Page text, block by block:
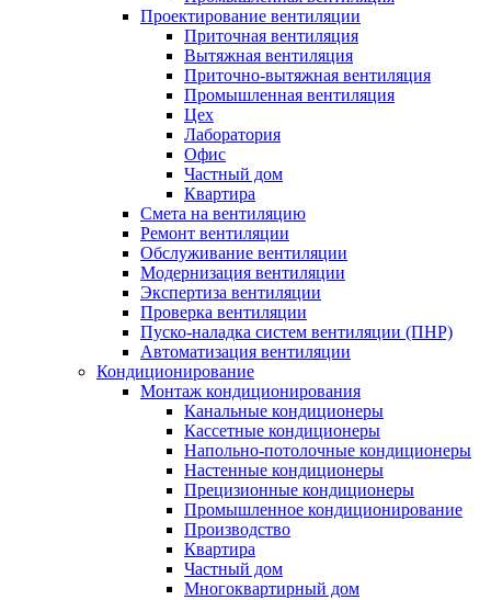
Проектирование вентиляции
Приточная вентиляция
Вытяжная вентиляция
Приточно-вытяжная вентиляция
Промышленная вентиляция
Цех
Лаборатория
Офис
Частный дом
Квартира
Смета на вентиляцию
Ремонт вентиляции
Обслуживание вентиляции
Модернизация вентиляции
Экспертиза вентиляции
Проверка вентиляции
Пуско-наладка систем вентиляции (ПНР)
Автоматизация вентиляции
Кондиционирование
Монтаж кондиционирования
Канальные кондиционеры
Кассетные кондиционеры
Напольно-потолочные кондиционеры
Настенные кондиционеры
Прецизионные кондиционеры
Промышленное кондиционирование
Производство
Квартира
Частный дом
Многоквартирный дом